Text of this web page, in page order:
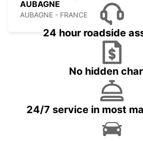
AUBAGNE
AUBAGNE - FRANCE
24 hour roadside
No hidden
24/7 service in most